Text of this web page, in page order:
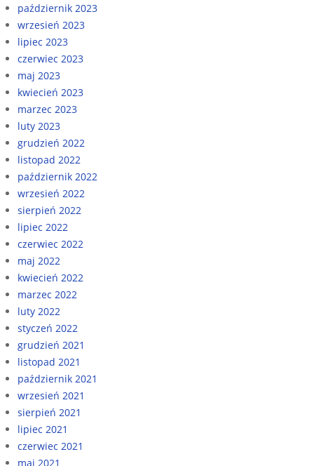
październik 2023
wrzesień 2023
lipiec 2023
czerwiec 2023
maj 2023
kwiecień 2023
marzec 2023
luty 2023
grudzień 2022
listopad 2022
październik 2022
wrzesień 2022
sierpień 2022
lipiec 2022
czerwiec 2022
maj 2022
kwiecień 2022
marzec 2022
luty 2022
styczeń 2022
grudzień 2021
listopad 2021
październik 2021
wrzesień 2021
sierpień 2021
lipiec 2021
czerwiec 2021
maj 2021